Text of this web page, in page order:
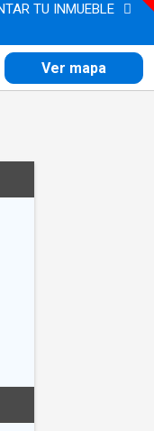
TU INMUEBLE
Ver mapa